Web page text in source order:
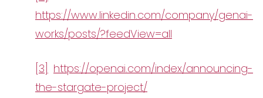
https://www.linkedin.com/company/genai-
works/posts/?feedView=all
[3]
https://openai.com/index/announcing-
the-stargate-project/